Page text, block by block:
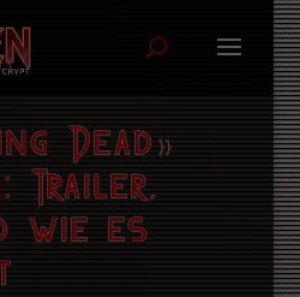
Dead»
Trailer,
wie es